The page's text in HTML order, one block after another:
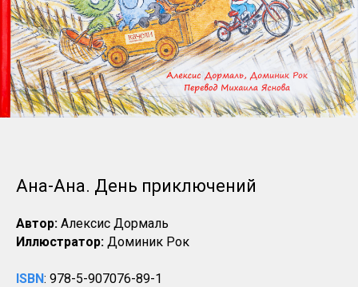
Ана-Ана. День приключений
Автор: Алексис Дормаль
Иллюстратор: Доминик Рок
ISBN: 978-5-907076-89-1